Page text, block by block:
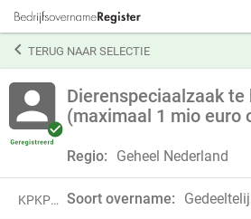
TERUG NAAR SELECTIE
Dierenspeciaalzaak te
(maximaal 1 mio euro
Regio: Geheel Nederland
KPKP20LDM19D Soort overname: